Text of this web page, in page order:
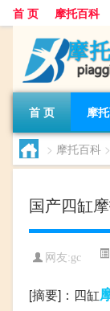
首 页 摩托百科
首 页 摩
> 摩托百科 >
国产四缸
网友:gc
[摘要]：四缸